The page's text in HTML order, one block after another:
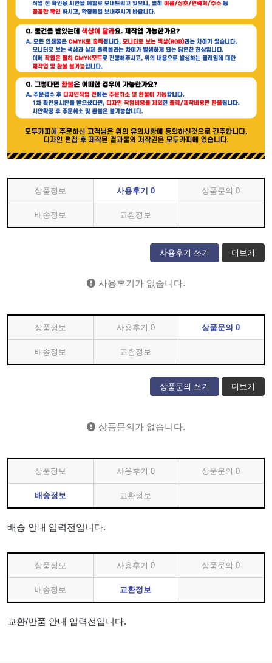
상품정보 사용후기 0 상품문의0
배송정보 교환정보
사용후기 쓰기 더보기
사용후기가 없습니다.
상품정보 사용후기 0 상품문의0
배송정보 교환정보
상품문의 쓰기 더보기
상품문의가 없습니다.
상품정보 사용후기 0 상품문의0
배송정보 교환정보
배송 안내 입력전입니다.
상품정보 사용후기 0 상품문의0
배송정보 교환정보
교환/반품 안내 입력전입니다.